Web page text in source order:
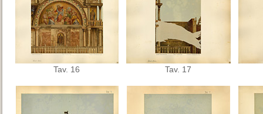
Tav. 16 Tav. 17